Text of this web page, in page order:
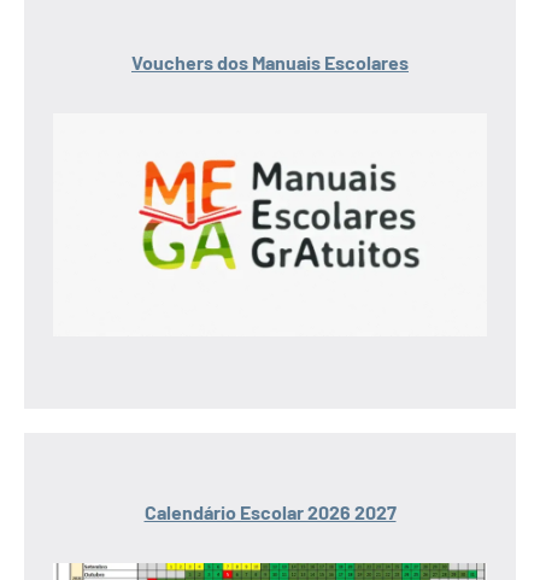
Vouchers dos Manuais Escolares
Calendário Escolar 2026 2027